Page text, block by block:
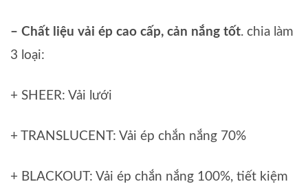
– Chất liệu vải ép cao cấp, cản nắng tốt. chia làm
3 loại:
+ SHEER: Vải lưới
+ TRANSLUCENT: Vải ép chắn nắng 70%
+ BLACKOUT: Vải ép chắn nắng 100%, tiết kiệm